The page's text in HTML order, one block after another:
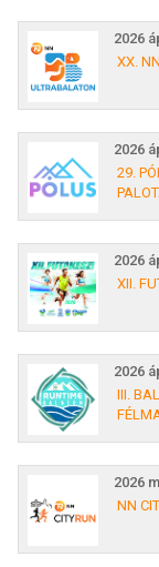
2026
XX.
2026
29.
2026
XII.
2026
III.
2026
NN